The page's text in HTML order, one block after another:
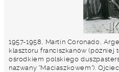
1957-1958, Martin Coronado,
klasztoru franciszkanów (później
ośrodkiem polskiego
nazwany "Maciaszkowem").